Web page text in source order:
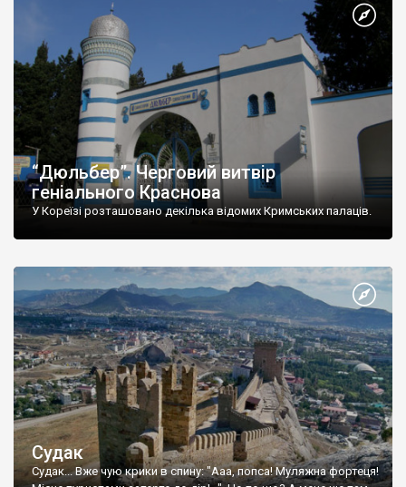
“Дюльбер”. Черговий витвір
геніального Краснова
У Кореїзі розташовано декілька відомих Кримських палаців.
Судак
Судак... Вже чую крики в спину: "Ааа, попса! Муляжна фортеця!